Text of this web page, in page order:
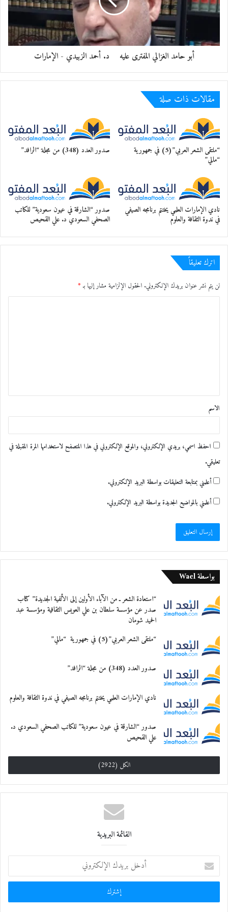
أبو حامد الغزالي المفترى عليه د. أحمد الزبيدي - الإمارات
مقالات ذات صلة
“ملتقى الشعر العربي”(5) في جمهورية
“مالي”
صدور العدد (348) من مجلة “الرافد”
نادي الإمارات العلمي يختتم برنامجه الصيفي
في ندوة الثقافة والعلوم
صدور “الشارقة في عيون سعودية” للكاتب
الصحفي السعودي د. علي القحيص
اترك تعليقاً
لن يتم نشر عنوان بريدك الإلكتروني. الحقول الإلزامية مشار إليها بـ*
ق
*
الاسم
احفظ اسمي، بريدي الإلكتروني، والموقع الإلكتروني في هذا المتصفح لاستخدامها المرة المقبلة في
تعليقي.
أعلمني بمتابعة التعليقات بواسطة البريد الإلكتروني.
أعلمني بالمواضيع الجديدة بواسطة البريد الإلكتروني.
بواسطة Wael
“استعادة الشعر ـ من الآباء الأولين إلى الألفية الجديدة” كتاب
صدر عن مؤسسة سلطان بن علي العويس الثقافية ومؤسسة عبد
الحميد شومان
“ملتقى الشعر العربي”(5) في جمهورية “مالي”
صدور العدد (348) من مجلة “الرافد”
نادي الإمارات العلمي يختتم برنامجه الصيفي في ندوة الثقافة والعلوم
صدور “الشارقة في عيون سعودية” للكاتب الصحفي السعودي د.
علي القحيص
الكل (2922)
القائمة البريدية
خ
ب